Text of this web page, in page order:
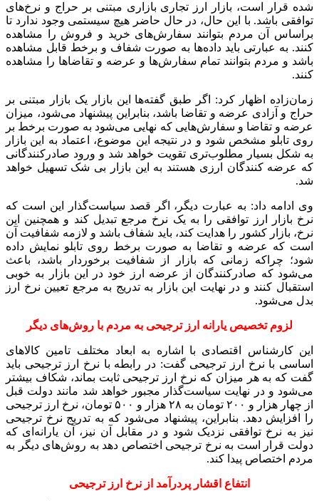
شده قرار است، بازار ارز تجاری بازاری مبتنی بر حراج و نرخ‌های
توافقی باشد. با این حال، در حال حاضر هیچ سیستمی وجود ندارد تا
براساس آن مردم بتوانند سفارش‌های خرید و فروش را مشاهده
کنند. به عبارتی باید داده‌ها به صورت شفاف و برخط قابل مشاهده
باشد و مردم بتوانند تمام سفارش‌ها و عرضه و تقاضاها را مشاهده
کنند.
زمان‌زاده اظهار کرد: اگر طبق گفته‌ها این بازار یک بازار مبتنی بر
حراج و آزادی عرضه و تقاضا باشد، بنابراین پیشنهاد می‌شود، میزان
عرضه و تقاضا و سفارش‌هایی که نهایی می‌شود به صورت برخط بر
روی تابلو مشخص شود و در نتیجه این موضوع، اعتماد به این بازار
به شکل بسیار مطلوب‌تری تقویت خواهد شد و ورود صادرکنندگانی
که عرضه کنندگان ارزی هستند به این بازار بی شک تسهیل خواهد
شد.
وی ادامه داد: به عبارت دیگر، اگر قصد سیاست‌گذار این است که
نرخ بازار ارز توافقی را به یک نرخ مرجع تبدیل کند و همچنین این
نرخ، بازار کشور را هدایت کند، باید شفاف باشد و لازمه شفافیت آن
است که عرضه و تقاضا به صورت برخط روی تابلو نمایش داده
شود؛ چراکه زمانی که بازار از شفافیت برخوردار باشد، باعث
می‌شود که صادرکنندگان از عرضه ارز خود در این بازار به خوبی
استقبال کنند و در نهایت این بازار به تدریج به مرجع تعیین نرخ ارز
بدل می‌شود.
لزوم تخصیص یارانه ارز ترجیحی به مردم با روش‌های دیگر
این کارشناس اقتصادی با اشاره به ابعاد مختلف تامین کالاهای
اساسی با نرخ ارز ترجیحی گفت: در رابطه با نرخ ارز ترجیحی باید
گفت که به هر میزان که نرخ ارز ترجیحی ثابت بماند، شکاف بیشتر
می‌شود و در نهایت سیاست‌گذار مجبور خواهد شد مانند دولت قبل
از چهار هزار و ۲۰۰ تومان به ۲۸ هزار و ۵۰۰ تومان، نرخ ارز ترجیحی
را افزایش دهد. بنابراین، پیشنهاد می‌شود که به تدریج نرخ ترجیحی
نیز به نرخ توافقی نزدیک شود و در مقابل آن نیز، آن یارانه‌ای که
دولت قرار است به نرخ ترجیحی اختصاص دهد به روش‌های دیگر به
مردم اختصاص پیدا کند.
انتفاع اقشار پردرآمد از نرخ ارز ترجیحی